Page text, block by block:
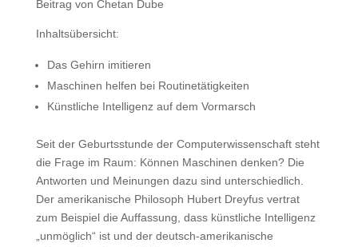
Beitrag von Chetan Dube
Inhaltsübersicht:
Das Gehirn imitieren
Maschinen helfen bei Routinetätigkeiten
Künstliche Intelligenz auf dem Vormarsch
Seit der Geburtsstunde der Computerwissenschaft steht
die Frage im Raum: Können Maschinen denken? Die
Antworten und Meinungen dazu sind unterschiedlich.
Der amerikanische Philosoph Hubert Dreyfus vertrat
zum Beispiel die Auffassung, dass künstliche Intelligenz
„unmöglich“ ist und der deutsch-amerikanische